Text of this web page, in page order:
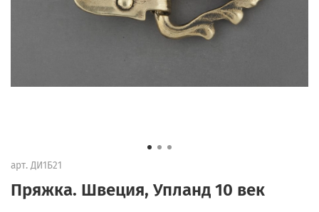
арт. ДИ1Б21
Пряжка. Швеция, Упланд 10 век